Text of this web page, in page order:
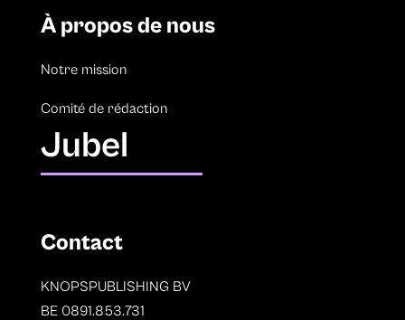
À propos de nous
Notre mission
Comité de rédaction
Jubel
Contact
KNOPSPUBLISHING BV
BE 0891.853.731